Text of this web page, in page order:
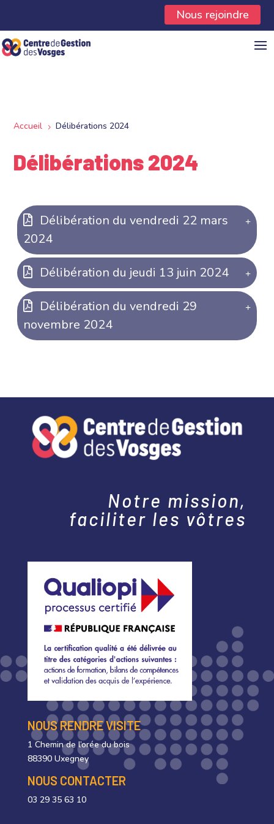
Nous rejoindre
Accueil 5 Délibérations 2024
Délibérations 2024
Délibération du vendredi 22 mars
2024
Délibération du jeudi 13 juin 2024
Délibération du vendredi 29
novembre 2024
Notre mission,
faciliter les vôtres
NOUS RENDRE VISITE
1 Chemin de l’orée du bois
88390 Uxegney
NOUS CONTACTER
03 29 35 63 10